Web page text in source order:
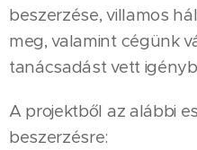
beszerzése, villamos
meg, valamint cégünk
tanácsadást vett
A projektből az alábbi
beszerzésre: